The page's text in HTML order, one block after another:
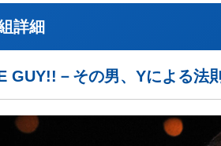
詳細
GUY!!－その男、Yによる法